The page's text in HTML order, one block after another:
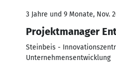
3 Jahre und 9 Monate, Nov.
Projektmanager
Steinbeis -
Unternehmensentwicklung